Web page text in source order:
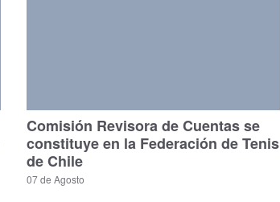
Comisión Revisora de Cuentas se
constituye en la Federación de Tenis
de Chile
07 de Agosto